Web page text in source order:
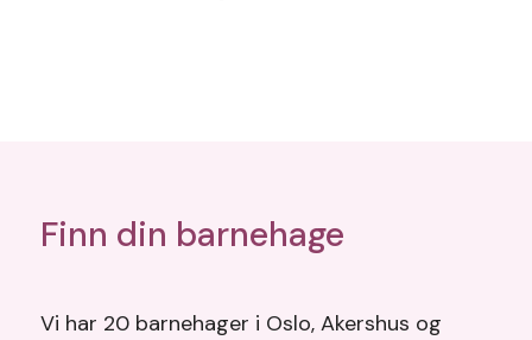
Finn din barnehage
Vi har 20 barnehager i Oslo, Akershus og